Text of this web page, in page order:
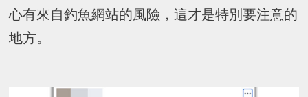
心有來自釣魚網站的風險，這才是特別要注意的
地方。